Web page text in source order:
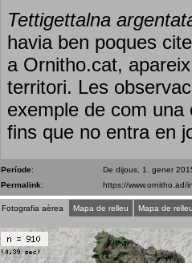
Tettigettalna
havia ben poques
a Ornitho.cat,
territori. Les
exemple de com
fins que no entra en
Període:
De dijous, 1. gener
Permalink:
Fotografia aèrea Mapa de relleu Mapa de